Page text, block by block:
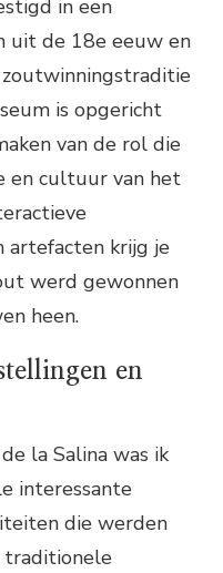
in een
uit de 18e eeuw en
is opgericht
van de rol die
en cultuur van het
artefacten krijg je
werd gewonnen
heen.
en
la Salina was ik
interessante
die werden
traditionele